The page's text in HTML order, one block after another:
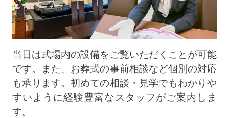
当日は式場内の設備をご覧いただくことが可能
です。また、お葬式の事前相談など個別の対応
も承ります。初めての相談・見学でもわかりや
すいように経験豊富なスタッフがご案内しま
す。